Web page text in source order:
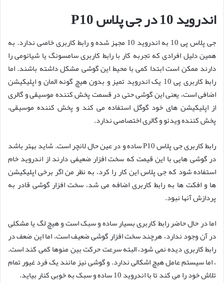
اندروید 10 در جی پلاس P10
جی پلاس پی 10 به اندروید 10 مجهز شده و رابط کاربری خاصی ندارد. به
همین دلیل افرادی که تجربه کار با رابط کاربری سامسونگ یا شیائومی را
دارند ممکن است ابتدا کمی با محیط این گوشی مشکل داشته باشند. اما
رابط کاربری پی 10 یک اندروید تمیز و بدون هیچ گونه المان و اپلیکیشن
اضافی است، یعنی این گوشی حتی در قسمت پخش کننده موسیقی و گالری
از اپلیکیشن های خود گوگل استفاده می کند و پخش کننده موسیقی،
پخش کننده ویدئو و گالری اختصاصی ندارد.
رابط کاربری جی پلاس P10 ساده و در عین حال لانچر است. شاید بهتر باشد
در گوشی هایی با این قیمت که سخت افزار ضعیفی دارند از اندروید خام
استفاده شود که جی پلاس این کار را کرد، به نظر من اگر برخی اپلیکیشن
ها و افکت ها به رابط کاربری اضافه می شد، سخت افزار گوشی قادر به
پردازش آنها نبود.
اما در حال حاضر رابط کاربری بسیار ساده و سبک است و هیچ لگ یا مشکلی
در آن وجود ندارد، هرچند سخت افزار گوشی ضعیف است، اما این ضعف در
رابط کاربری دیده نمی شود، البته سرعت حرکت بین منوها کمی کند است.
، اما سیستم عامل هیچ اشکالی ندارد. و گوشی نیز مانند یک فرد غیور تمام
تلاش خود را می کند تا با اندروید 10 ساده و سبک به خوبی کنار بیاید.